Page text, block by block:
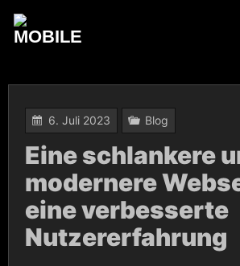
content
6. Juli 2023 Blog
Eine schlankere
modernere
eine verbesserte
Nutzererfahrung